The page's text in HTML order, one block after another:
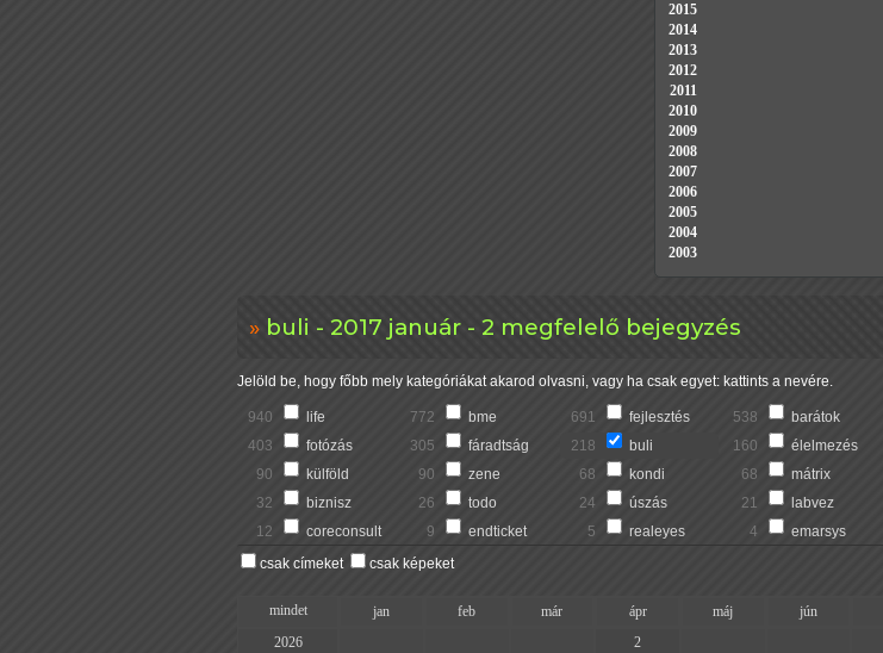
buli - 2017 január - 2 megfelelő bejegyzés
Jelöld be, hogy főbb mely kategóriákat akarod olvasni, vagy ha csak egyet: kattints a nevére.
940 life 772 bme 691 fejlesztés 538 barátok
403
fotózás 305 fáradtság 218 buli 160 élelmezés
90
külföld 90 zene 68 kondi 68 mátrix
32
biznisz 26 todo 24 úszás 21 labvez
12
coreconsult 9 endticket 5 realeyes 4
emarsys
csak címeket
csak képeket
mindet jan feb már ápr máj jún
2026
2
2015
2014
2013
2012
2011
2010
2009
2008
2007
2006
2005
2004
2003